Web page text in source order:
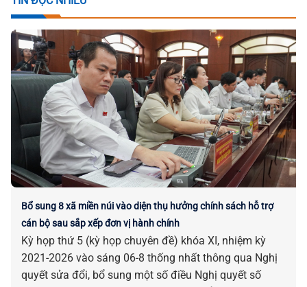
Bổ sung 8 xã miền núi vào diện thụ hưởng chính sách hỗ trợ
cán bộ sau sắp xếp đơn vị hành chính
Kỳ họp thứ 5 (kỳ họp chuyên đề) khóa XI, nhiệm kỳ
2021-2026 vào sáng 06-8 thống nhất thông qua Nghị
quyết sửa đổi, bổ sung một số điều Nghị quyết số